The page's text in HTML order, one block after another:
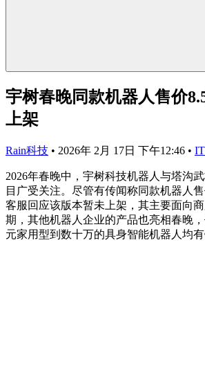
宇树春晚同款机器人售价
上架
Rain科技 • 2026年 2月 17日 下午12:46 •
2026年春晚中，宇树科技机器人与塔沟
目广受关注。尽管有传闻称同款机器人
客服回应该版本暂未上架，其主要面向
期，其他机器人企业的产品也亮相春晚
元家用型到数十万的具身智能机器人均有